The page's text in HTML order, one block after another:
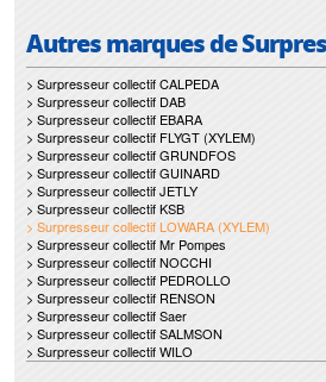
Autres marques de
> Surpresseur collectif CALPEDA
> Surpresseur collectif DAB
> Surpresseur collectif EBARA
> Surpresseur collectif FLYGT (XYLEM)
> Surpresseur collectif GRUNDFOS
> Surpresseur collectif GUINARD
> Surpresseur collectif JETLY
> Surpresseur collectif KSB
> Surpresseur collectif LOWARA (XYLEM)
> Surpresseur collectif Mr Pompes
> Surpresseur collectif NOCCHI
> Surpresseur collectif PEDROLLO
> Surpresseur collectif RENSON
> Surpresseur collectif Saer
> Surpresseur collectif SALMSON
> Surpresseur collectif WILO